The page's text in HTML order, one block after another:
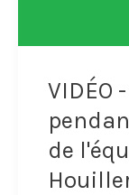
Stéphan,
adjoint
en
VIDÉO
de